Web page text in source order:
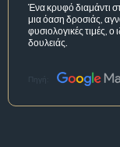
Ένα κρυφό διαμάντι
μια όαση δροσιάς,
φυσιολογικές τιμές,
δουλειάς.
Πηγή: